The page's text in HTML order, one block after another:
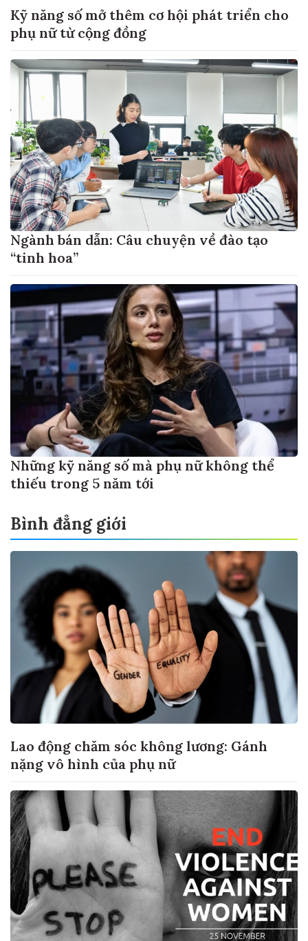
Kỹ năng số mở thêm cơ hội phát triển cho
phụ nữ từ cộng đồng
Ngành bán dẫn: Câu chuyện về đào tạo
“tinh hoa”
Những kỹ năng số mà phụ nữ không thể
thiếu trong 5 năm tới
Bình đẳng giới
Lao động chăm sóc không lương: Gánh
nặng vô hình của phụ nữ